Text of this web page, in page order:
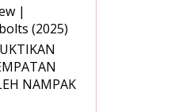
|
(2025)
NAMPAK